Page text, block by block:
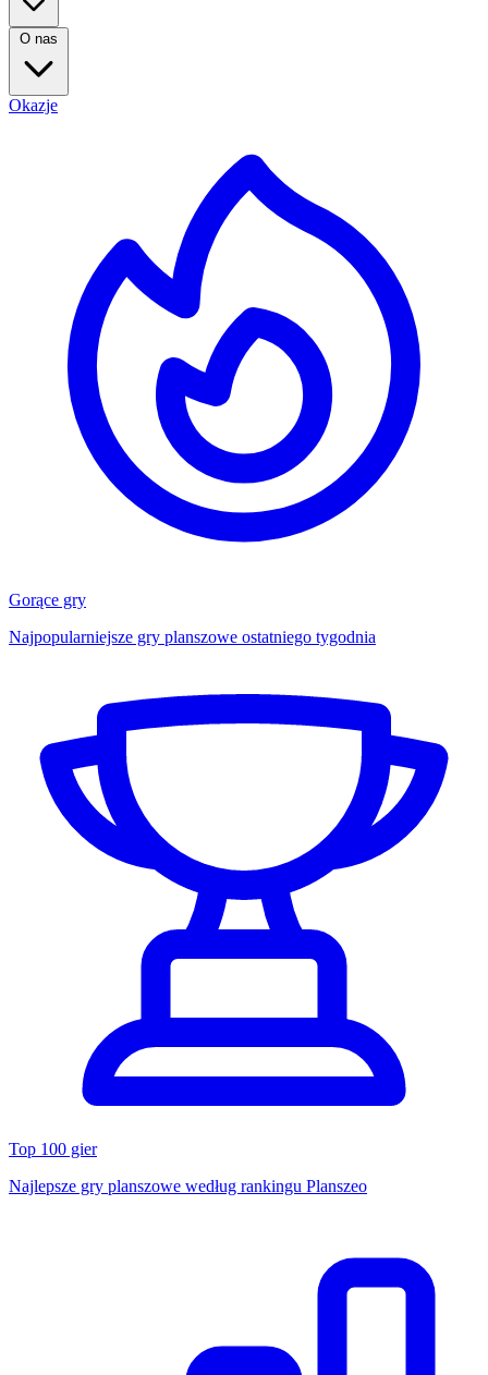
O nas
Okazje
Gorące gry
Najpopularniejsze gry planszowe ostatniego tygodnia
Top 100 gier
Najlepsze gry planszowe według rankingu Planszeo